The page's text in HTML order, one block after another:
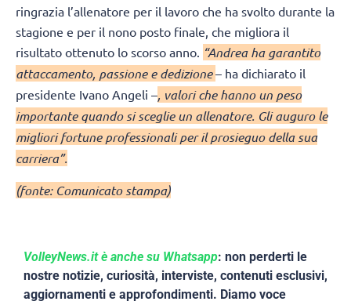
ringrazia l’allenatore per il lavoro che ha svolto durante la
stagione e per il nono posto finale, che migliora il
risultato ottenuto lo scorso anno. “Andrea ha garantito
attaccamento, passione e dedizione– ha dichiarato il
presidente Ivano Angeli –, valori che hanno un peso
importante quando si sceglie un allenatore. Gli auguro le
migliori fortune professionali per il prosieguo della sua
carriera”.
(fonte: Comunicato stampa)
VolleyNews.it è anche su Whatsapp: non perderti le
nostre notizie, curiosità, interviste, contenuti esclusivi,
aggiornamenti e approfondimenti. Diamo voce